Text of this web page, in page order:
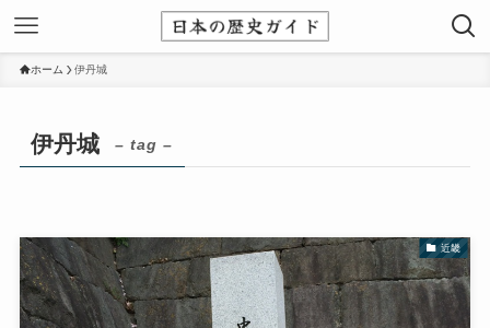
ホーム 伊丹城
伊丹城 – tag –
近畿